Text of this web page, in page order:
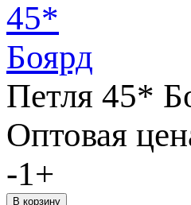
Петля 45*
Оптовая
-1+